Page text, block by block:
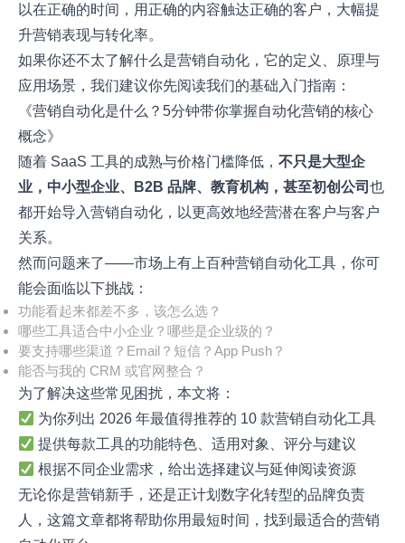
以在正确的时间，用正确的内容触达正确的客户，大幅提
升营销表现与转化率。
如果你还不太了解什么是营销自动化，它的定义、原理与
应用场景，我们建议你先阅读我们的基础入门指南：
《营销自动化是什么？5分钟带你掌握自动化营销的核心
概念》
随着 SaaS 工具的成熟与价格门槛降低，不只是大型企
业，中小型企业、
B2B品牌、教育机构，甚至初创公司也
都开始导入营销自动化，以更高效地经营潜在客户与客户
关系。
然而问题来了——市场上有上百种营销自动化工具，你可
能会面临以下挑战：
功能看起来都差不多，该怎么选？
哪些工具适合中小企业？哪些是企业级的？
要支持哪些渠道？Email？短信？App Push？
能否与我的 CRM 或官网整合？
为了解决这些常见困扰，本文将：
为你列出 2026 年最值得推荐的 10 款营销自动化工具
提供每款工具的功能特色、适用对象、评分与建议
根据不同企业需求，给出选择建议与延伸阅读资源
无论你是营销新手，还是正计划数字化转型的品牌负责
人，这篇文章都将帮助你用最短时间，找到最适合的营销